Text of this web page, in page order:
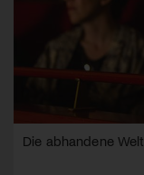
Die abhandene Welt